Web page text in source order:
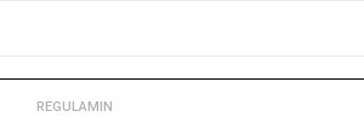
REGULAMIN